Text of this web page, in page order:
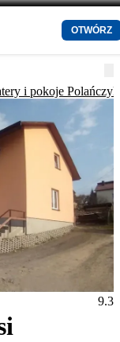
OTWÓRZ
i pokoje Polańczyk
9.3